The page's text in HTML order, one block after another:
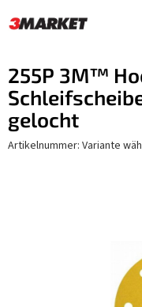
Inhalt
255P 3M™
gelocht
Artikelnummer: Variante